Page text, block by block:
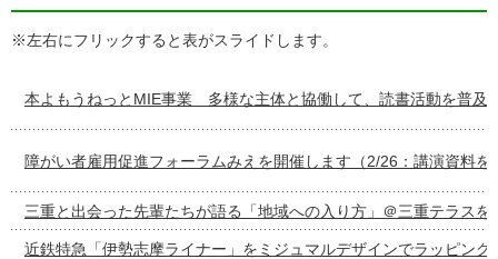
※左右にフリックすると表がスライドします。
本よもうねっとMIE事業 多様な主体と協働して、読書活動を普及
障がい者雇用促進フォーラムみえを開催します（2/26：講演資料を
三重と出会った先輩たちが語る「地域への入り方」＠三重テラスを
近鉄特急「伊勢志摩ライナー」をミジュマルデザインでラッピング